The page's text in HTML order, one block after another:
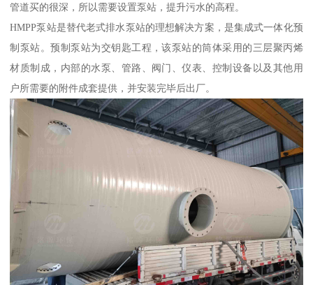
管道买的很深，所以需要设置泵站，提升污水的高程。
HMPP泵站是替代老式排水泵站的理想解决方案，是集成式一体化预
制泵站。预制泵站为交钥匙工程，该泵站的筒体采用的三层聚丙烯
材质制成，内部的水泵、管路、阀门、仪表、控制设备以及其他用
户所需要的附件成套提供，并安装完毕后出厂。